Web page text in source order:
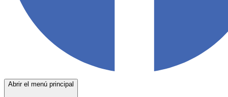
Abrir el menú principal